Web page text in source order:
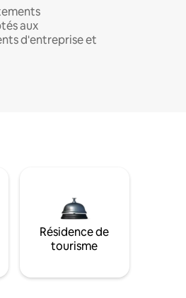
aux
d'entreprise et
Résidence de
tourisme